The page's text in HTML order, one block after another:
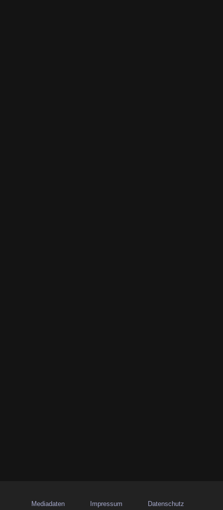
Mediadaten Impressum Datenschutz